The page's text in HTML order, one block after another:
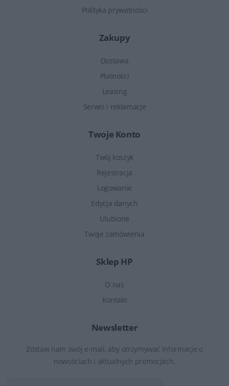
Polityka prywatności
Zakupy
Dostawa
Płatności
Leasing
Serwis i reklamacje
Twoje Konto
Twój koszyk
Rejestracja
Logowanie
Edycja danych
Ulubione
Twoje zamówienia
Sklep HP
O nas
Kontakt
Newsletter
Zostaw nam swój e-mail, aby otrzymywać informacje o
nowościach i aktualnych promocjach.